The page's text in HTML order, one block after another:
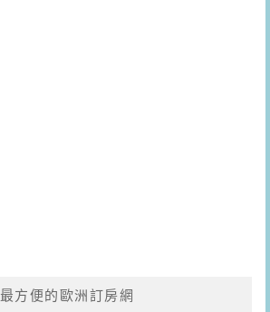
最方便的歐洲訂房網